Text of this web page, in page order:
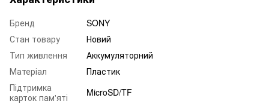
Бренд
SONY
Стан товару
Новий
Тип живлення
Аккумуляторний
Матеріал
Пластик
Підтримка
карток пам'яті
MicroSD/TF